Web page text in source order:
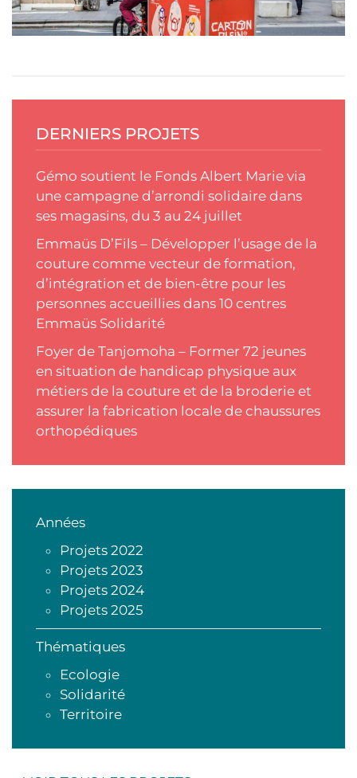
DERNIERS PROJETS
Gémo soutient le Fonds Albert Marie via
une campagne d’arrondi solidaire dans
ses magasins, du 3 au 24 juillet
Emmaüs D’Fils – Développer l’usage de la
couture comme vecteur de formation,
d’intégration et de bien-être pour les
personnes accueillies dans 10 centres
Emmaüs Solidarité
Foyer de Tanjomoha – Former 72 jeunes
en situation de handicap physique aux
métiers de la couture et de la broderie et
assurer la fabrication locale de chaussures
orthopédiques
Années
Projets 2022
Projets 2023
Projets 2024
Projets 2025
Thématiques
Ecologie
Solidarité
Territoire